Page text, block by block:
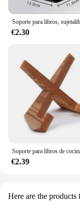
€2.30
€2.39
Here are the products